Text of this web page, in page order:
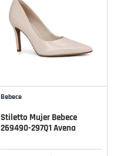
Bebece
Stiletto Mujer Bebece
269490-297Q1 Avena